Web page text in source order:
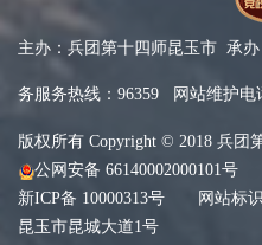
主办：兵团第十四师昆玉市 承
务服务热线：96359 网站维护电
版权所有 Copyright © 2018 兵团
公网安备 66140002000101号
新ICP备 10000313号 网站标识
昆玉市昆城大道1号